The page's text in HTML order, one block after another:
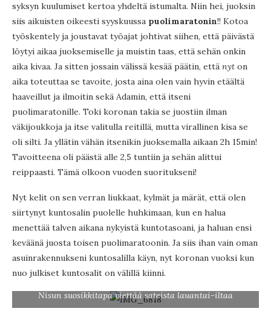
syksyn kuulumiset kertoa yhdeltä istumalta. Niin hei, juoksin
siis aikuisten oikeesti syyskuussa puolimaratonin!! Kotoa
työskentely ja joustavat työajat johtivat siihen, että päivästä
löytyi aikaa juoksemiselle ja muistin taas, että sehän onkin
aika kivaa. Ja sitten jossain välissä kesää päätin, että nyt on
aika toteuttaa se tavoite, josta aina olen vain hyvin etäältä
haaveillut ja ilmoitin sekä Adamin, että itseni
puolimaratonille. Toki koronan takia se juostiin ilman
väkijoukkoja ja itse valitulla reitillä, mutta virallinen kisa se
oli silti. Ja yllätin vähän itsenikin juoksemalla aikaan 2h 15min!
Tavoitteena oli päästä alle 2,5 tuntiin ja sehän alittui
reippaasti. Tämä olkoon vuoden suoritukseni!
Nyt kelit on sen verran liukkaat, kylmät ja märät, että olen
siirtynyt kuntosalin puolelle huhkimaan, kun en halua
menettää talven aikana nykyistä kuntotasoani, ja haluan ensi
keväänä juosta toisen puolimaratoonin. Ja siis ihan vain oman
asuinrakennukseni kuntosalilla käyn, nyt koronan vuoksi kun
nuo julkiset kuntosalit on välillä kiinni.
Nisun suosikkitapa viettää sateista lauantai-iltaa